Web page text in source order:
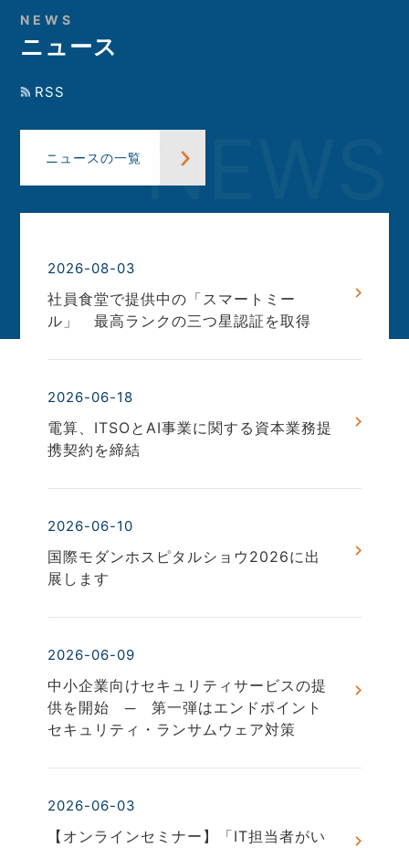
NEWS
ニュース
RSS
ニュースの一覧
2026-08-03
社員食堂で提供中の「スマートミー
ル」 最高ランクの三つ星認証を取得
2026-06-18
電算、ITSOとAI事業に関する資本業務提
携契約を締結
2026-06-10
国際モダンホスピタルショウ2026に出
展します
2026-06-09
中小企業向けセキュリティサービスの提
供を開始 ─ 第一弾はエンドポイント
セキュリティ・ランサムウェア対策
2026-06-03
【オンラインセミナー】「IT担当者がい
NEWS